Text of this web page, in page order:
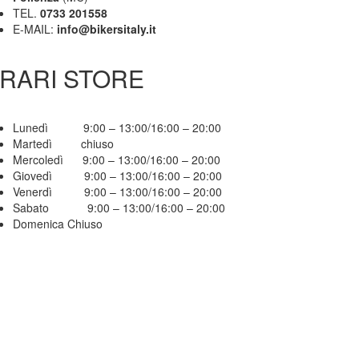
TEL. 0733 201558
E-MAIL: info@bikersitaly.it
STORE
Lunedì 9:00 – 13:00/16:00 – 20:00
Martedì chiuso
Mercoledì 9:00 – 13:00/16:00 – 20:00
Giovedì 9:00 – 13:00/16:00 – 20:00
Venerdì 9:00 – 13:00/16:00 – 20:00
Sabato 9:00 – 13:00/16:00 – 20:00
Domenica Chiuso